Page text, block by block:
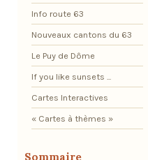
Info route 63
Nouveaux cantons du 63
Le Puy de Dôme
If you like sunsets ...
Cartes Interactives
« Cartes à thèmes »
Sommaire